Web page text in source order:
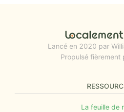
Lancé en 2020 par
Propulsé fièrement
La feuille de